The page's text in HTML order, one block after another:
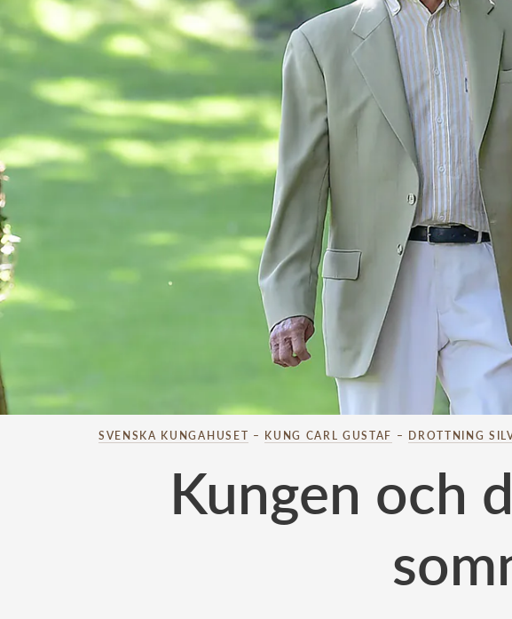
SVENSKA KUNGAHUSET – KUNG CARL GUSTAF – DROTTNING
Kungen och